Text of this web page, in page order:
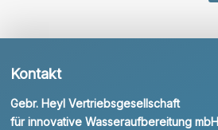
Kontakt
Gebr. Heyl Vertriebsgesellschaft
für innovative Wasseraufbereitung mbH